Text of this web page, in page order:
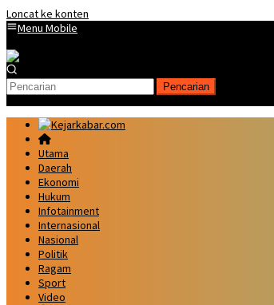
Loncat ke konten
Menu Mobile
Pencarian
Utama
Daerah
Ekonomi
Hukum
Infotainment
Internasional
Nasional
Politik
Ragam
Sport
Video